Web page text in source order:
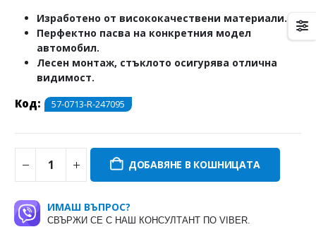
Изработено от висококачествени материали.
Перфектно пасва на конкретния модел
автомобил.
Лесен монтаж, стъклото осигурява отлична
видимост.
Код: 57-0713-R-247095
ДОБАВЯНЕ В КОШНИЦАТА
ИМАШ ВЪПРОС?
СВЪРЖИ СЕ С НАШ КОНСУЛТАНТ ПО VIBER.